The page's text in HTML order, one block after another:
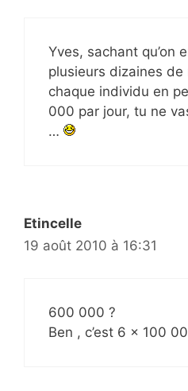
Yves, sachant qu’on
plusieurs dizaines
chaque individu en
000 par jour, tu ne
…
Etincelle
19 août 2010 à 16:31
600 000 ?
Ben , c’est 6 x 100